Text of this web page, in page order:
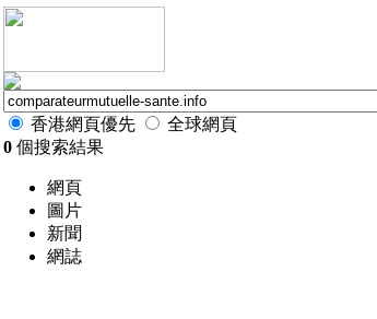
香港網頁優先
全球網頁
0 個搜索結果
網頁
圖片
新聞
網誌